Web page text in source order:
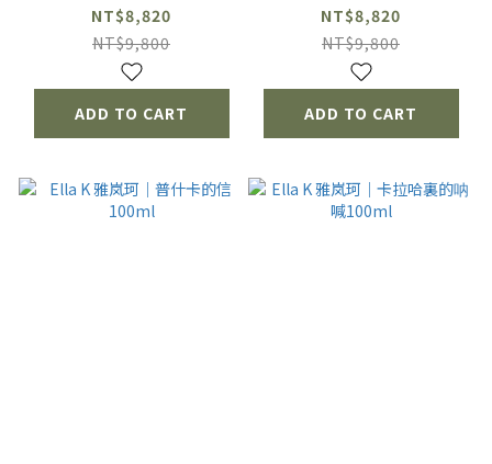
NT$8,820
NT$9,800
ADD TO CART
NT$8,820
NT$9,800
ADD TO CART